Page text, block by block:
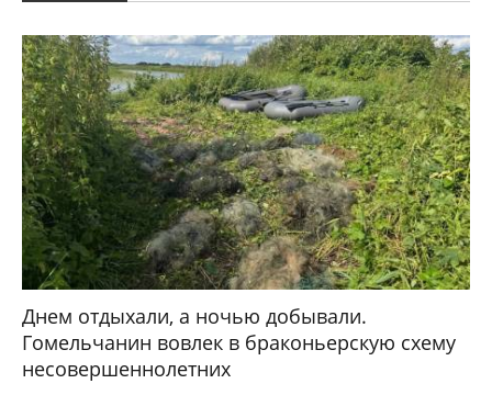
Днем отдыхали, а ночью добывали.
Гомельчанин вовлек в браконьерскую схему
несовершеннолетних